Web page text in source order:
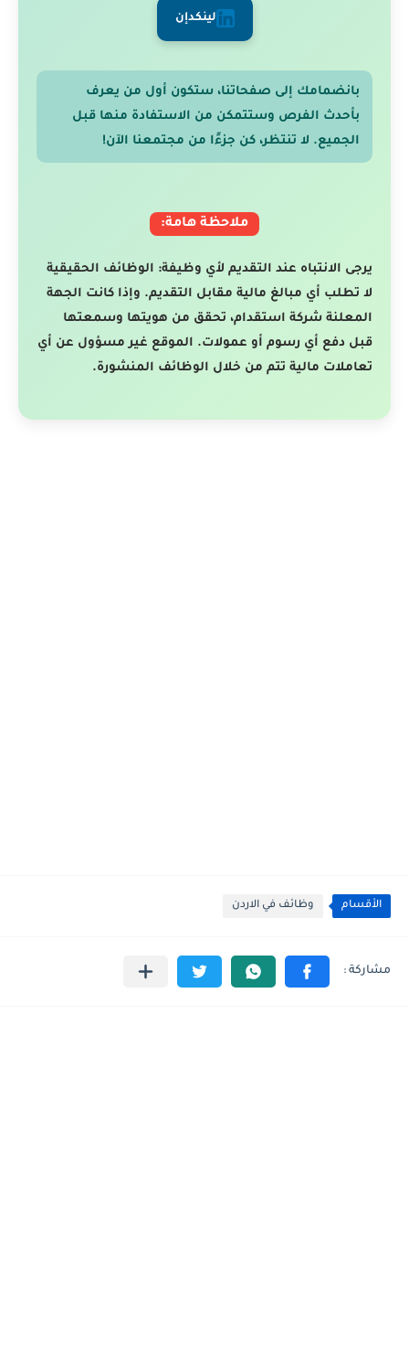
لينكدإن
بانضمامك إلى صفحاتنا، ستكون أول من يعرف
بأحدث الفرص وستتمكن من الاستفادة منها قبل
الجميع. لا تنتظر، كن جزءًا من مجتمعنا الآن!
ملاحظة هامة:
يرجى الانتباه عند التقديم لأي وظيفة: الوظائف الحقيقية
لا تطلب أي مبالغ مالية مقابل التقديم. وإذا كانت الجهة
المعلنة شركة استقدام، تحقق من هويتها وسمعتها
قبل دفع أي رسوم أو عمولات. الموقع غير مسؤول عن أي
تعاملات مالية تتم من خلال الوظائف المنشورة.
الأقسام وظائف في الاردن